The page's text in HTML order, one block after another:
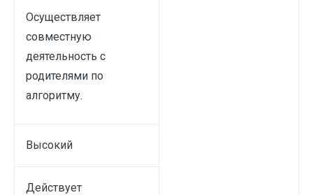
Осуществляет
совместную
деятельность с
родителями по
алгоритму.
Высокий
Действует